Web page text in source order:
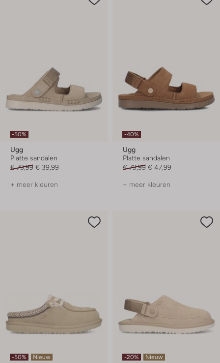
-50%
Ugg
Platte sandalen
€ 79,99 € 39,99
+ meer kleuren
-40%
Ugg
Platte sandalen
€ 79,99 € 47,99
+ meer kleuren
-50% Nieuw -20% Nieuw